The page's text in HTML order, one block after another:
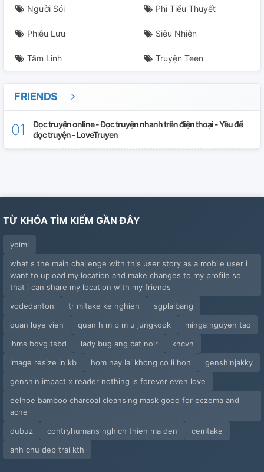
Người Sói Phi Tiểu Thuyết
Phiêu Lưu Siêu Nhiên
Tâm Linh Truyện Teen
FRIENDS
Đọc truyện online - Đọc truyện nhanh trên điện thoại - Yêu để
đọc truyện - LoveTruyen
TỪ KHÓA TÌM KIẾM GẦN ĐÂY
yoimi
what s the main challenge with this user story as a mobile user i
want to upload my location and make changes to my profile so
that i can share my location with my friends
vodedanton
tr mitake ke nghien
sgplaibang
quan luye vien
quan h m p m u jungkook
minga nguyen tac
lhms bdvg tsbd
lady bug ang cat noir
kncvn
image resize in kb
hom nay lai khong co li hon
genshinjakky
genshin impact x reader nothing is forever even love
eelhoe bamboo charcoal cleansing mask good for eczema and
acne
dubuz
contryhumans nghich thien ma den
cemtake
anh chu dep trai kth